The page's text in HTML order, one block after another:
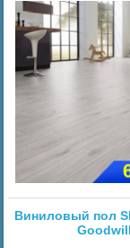
Виниловый пол
Goodwill